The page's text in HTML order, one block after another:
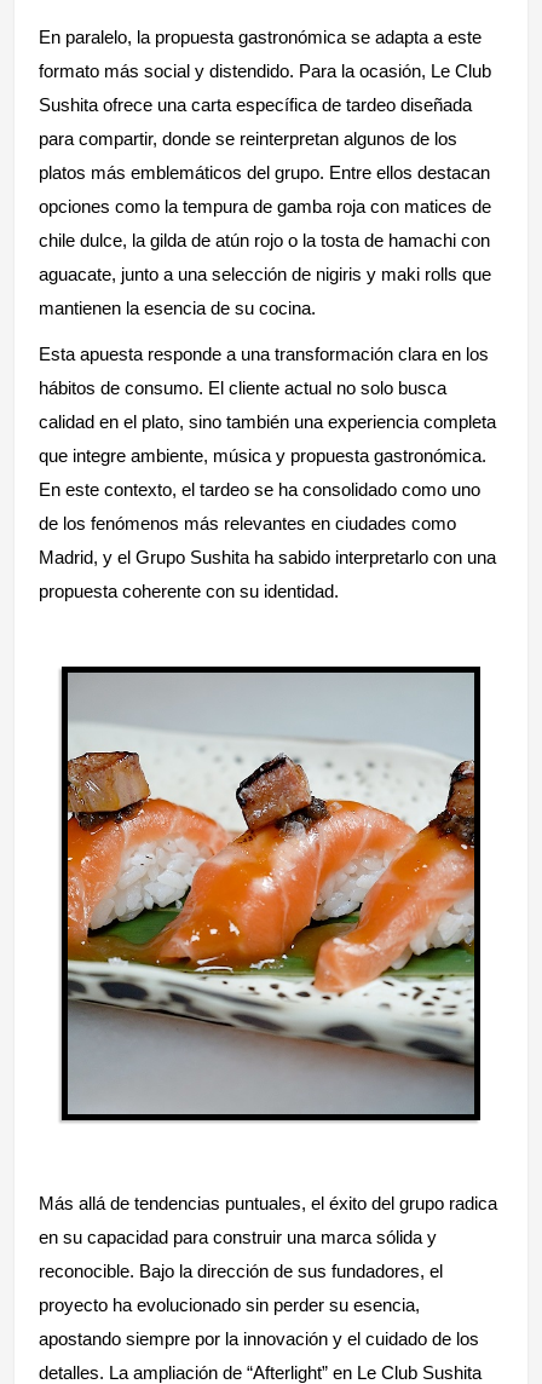
En paralelo, la propuesta gastronómica se adapta a este
formato más social y distendido. Para la ocasión, Le Club
Sushita ofrece una carta específica de tardeo diseñada
para compartir, donde se reinterpretan algunos de los
platos más emblemáticos del grupo. Entre ellos destacan
opciones como la tempura de gamba roja con matices de
chile dulce, la gilda de atún rojo o la tosta de hamachi con
aguacate, junto a una selección de nigiris y maki rolls que
mantienen la esencia de su cocina.
Esta apuesta responde a una transformación clara en los
hábitos de consumo. El cliente actual no solo busca
calidad en el plato, sino también una experiencia completa
que integre ambiente, música y propuesta gastronómica.
En este contexto, el tardeo se ha consolidado como uno
de los fenómenos más relevantes en ciudades como
Madrid, y el Grupo Sushita ha sabido interpretarlo con una
propuesta coherente con su identidad.
Más allá de tendencias puntuales, el éxito del grupo radica
en su capacidad para construir una marca sólida y
reconocible. Bajo la dirección de sus fundadores, el
proyecto ha evolucionado sin perder su esencia,
apostando siempre por la innovación y el cuidado de los
detalles. La ampliación de “Afterlight” en Le Club Sushita